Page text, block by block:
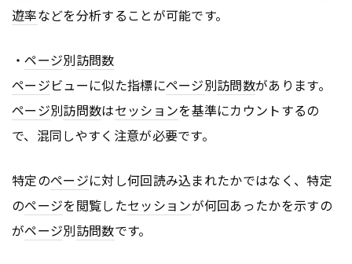
遊率などを分析することが可能です。
・ページ別訪問数
ページビューに似た指標にページ別訪問数があります。
ページ別訪問数はセッションを基準にカウントするの
で、混同しやすく注意が必要です。
特定のページに対し何回読み込まれたかではなく、特定
のページを閲覧したセッションが何回あったかを示すの
がページ別訪問数です。